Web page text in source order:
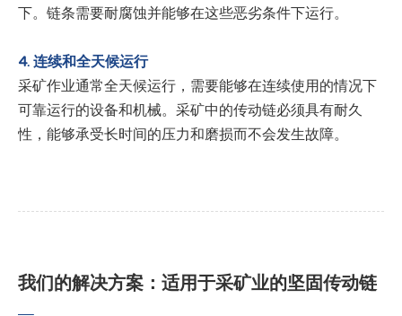
下。链条需要耐腐蚀并能够在这些恶劣条件下运行。
4. 连续和全天候运行
采矿作业通常全天候运行，需要能够在连续使用的情况下
可靠运行的设备和机械。采矿中的传动链必须具有耐久
性，能够承受长时间的压力和磨损而不会发生故障。
我们的解决方案：适用于采矿业的坚固传动链